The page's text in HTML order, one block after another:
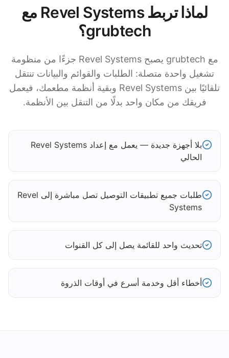
لماذا تربط Revel Systems مع
grubtech؟
مع grubtech يصبح Revel Systems جزءًا من منظومة
تشغيل واحدة متصلة: الطلبات والقوائم والبيانات تنتقل
تلقائيًا بين Revel Systems وبقية أنظمة مطعمك، فيعمل
فريقك من مكان واحد بدلًا من التنقل بين الأنظمة.
بلا أجهزة جديدة — يعمل مع إعداد Revel Systems
الحالي
طلبات جميع تطبيقات التوصيل تصل مباشرة إلى Revel
Systems
تحديث واحد للقائمة يصل إلى كل القنوات
أخطاء أقل وخدمة أسرع في أوقات الذروة